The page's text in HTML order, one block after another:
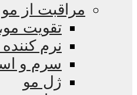
مراقبت از مو
تقویت
نرم
سرم و
ژل مو